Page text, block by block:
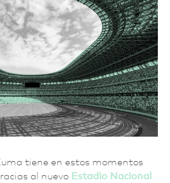
tiene en estos momentos
al nuevo Estadio Nacional